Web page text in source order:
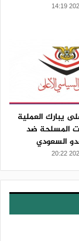
يبارك العملية
المسلحة ضد
السعودي